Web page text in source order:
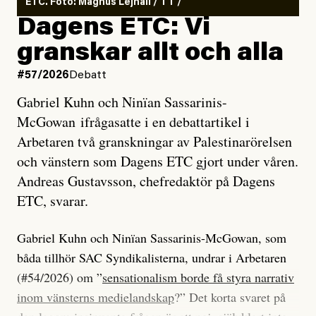
ETC. Foto: Magnus Lejhall / TT /
Dagens ETC: Vi
granskar allt och alla
#57/2026 Debatt
Gabriel Kuhn och Ninïan Sassarinis-
McGowan ifrågasatte i en debattartikel i
Arbetaren två granskningar av Palestinarörelsen
och vänstern som Dagens ETC gjort under våren.
Andreas Gustavsson, chefredaktör på Dagens
ETC, svarar.
Gabriel Kuhn och Ninïan Sassarinis-McGowan, som
båda tillhör SAC Syndikalisterna, undrar i Arbetaren
(#54/2026) om ”sensationalism borde få styra narrativ
inom vänsterns medielandskap?” Det korta svaret på